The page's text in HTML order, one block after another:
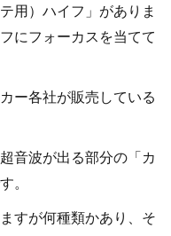
用）ハイフ」がありま
にフォーカスを当てて
ー各社が販売している
音波が出る部分の「カ
。
すが何種類かあり、そ